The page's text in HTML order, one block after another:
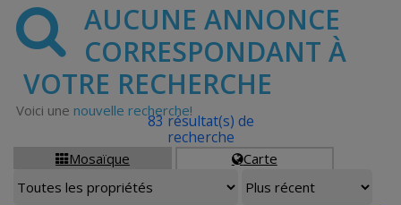
AUCUNE ANNONCE
CORRESPONDANT À
VOTRE RECHERCHE
Voici une nouvelle recherche!
Mosaïque Carte
83 résultat(s) de
recherche